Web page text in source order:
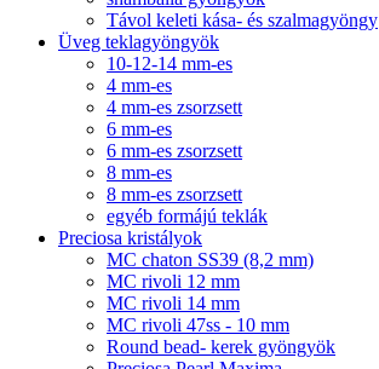
Távol keleti kása- és szalmagyöngy
Üveg teklagyöngyök
10-12-14 mm-es
4 mm-es
4 mm-es zsorzsett
6 mm-es
6 mm-es zsorzsett
8 mm-es
8 mm-es zsorzsett
egyéb formájú teklák
Preciosa kristályok
MC chaton SS39 (8,2 mm)
MC rivoli 12 mm
MC rivoli 14 mm
MC rivoli 47ss - 10 mm
Round bead- kerek gyöngyök